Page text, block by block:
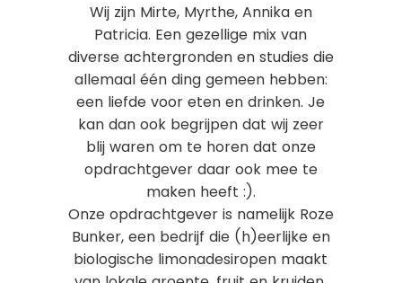
Wij zijn Mirte, Myrthe, Annika en
Patricia. Een gezellige mix van
diverse achtergronden en studies die
allemaal één ding gemeen hebben:
een liefde voor eten en drinken. Je
kan dan ook begrijpen dat wij zeer
blij waren om te horen dat onze
opdrachtgever daar ook mee te
maken heeft :).
Onze opdrachtgever is namelijk Roze
Bunker, een bedrijf die (h)eerlijke en
biologische limonadesiropen maakt